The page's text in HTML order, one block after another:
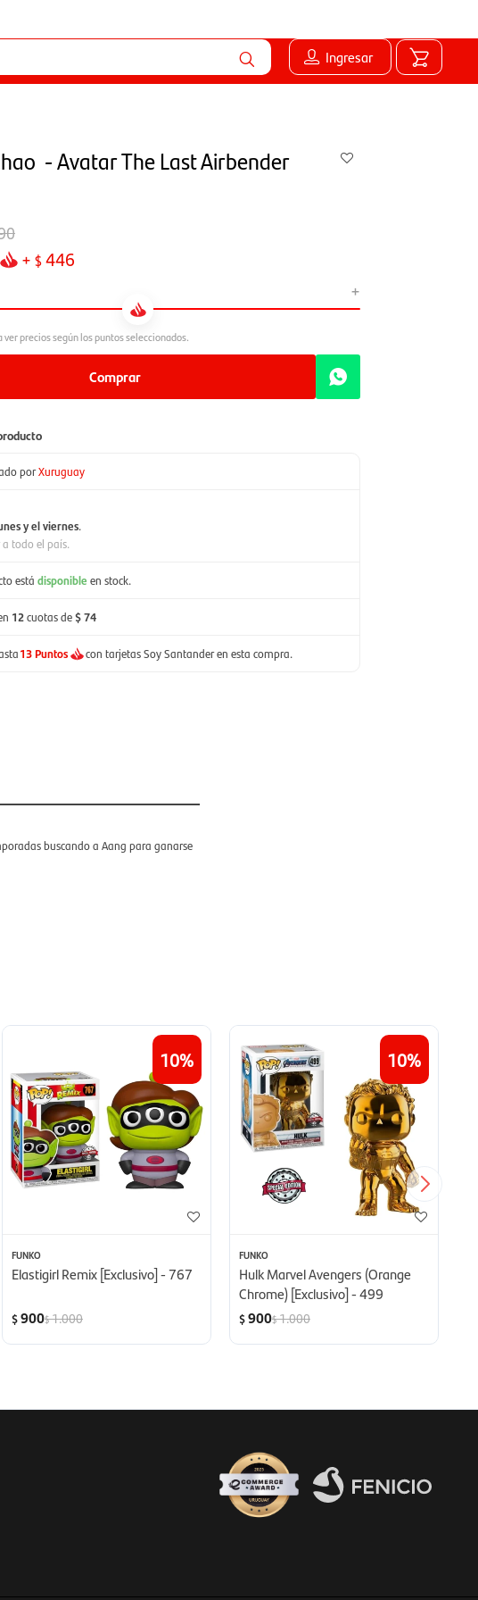
Ingresar
 - Avatar The Last Airbender
+ $446
+
Comprar
porXuruguay
y el viernes.
todo el país.
está disponible en stock.
12cuotas de$ 74
13 Puntos con tarjetas Soy Santander en esta compra.
buscando a Aang para ganarse
10
FUNKO
Elastigirl Remix [Exclusivo] - 767
$900$1.000
10
FUNKO
Hulk Marvel Avengers (Orange
Chrome) [Exclusivo] - 499
$900$1.000